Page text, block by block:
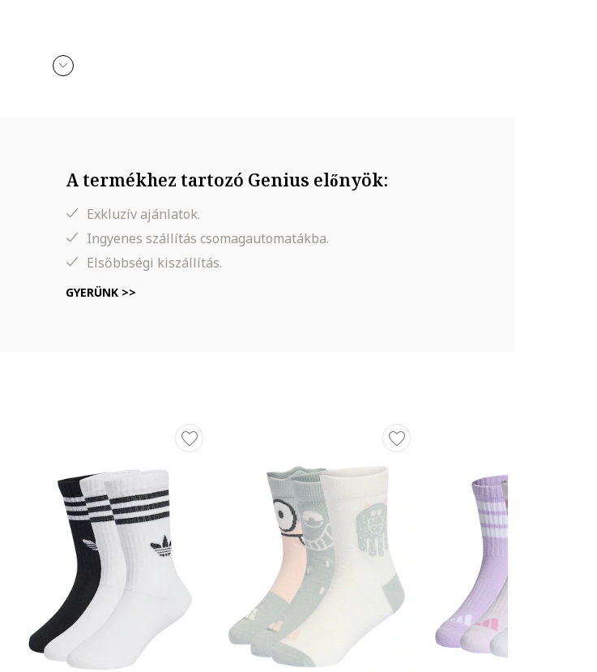
A termékhez tartozó Genius előnyök:
Exkluzív ajánlatok.
Ingyenes szállítás csomagautomatákba.
Elsőbbségi kiszállítás.
GYERÜNK >>